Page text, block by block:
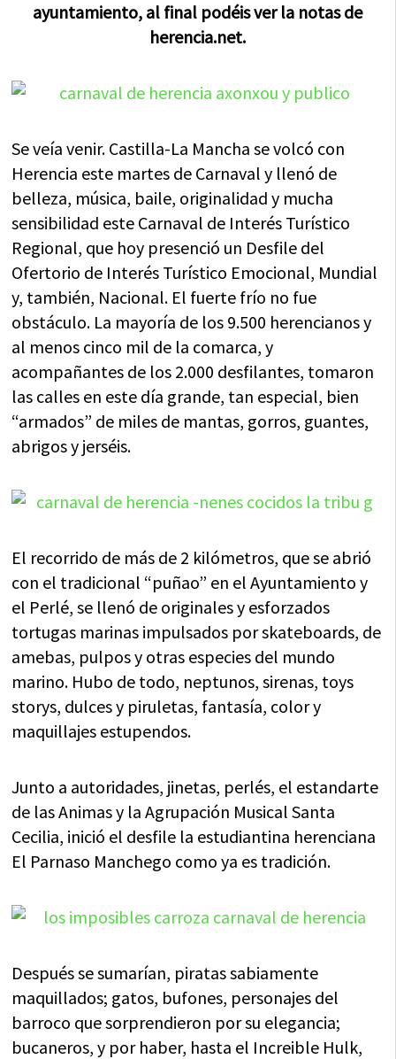
ayuntamiento, al final podéis ver la notas de
herencia.net.
Se veía venir. Castilla-La Mancha se volcó con
Herencia este martes de Carnaval y llenó de
belleza, música, baile, originalidad y mucha
sensibilidad este Carnaval de Interés Turístico
Regional, que hoy presenció un Desfile del
Ofertorio de Interés Turístico Emocional, Mundial
y, también, Nacional. El fuerte frío no fue
obstáculo. La mayoría de los 9.500 herencianos y
al menos cinco mil de la comarca, y
acompañantes de los 2.000 desfilantes, tomaron
las calles en este día grande, tan especial, bien
“armados” de miles de mantas, gorros, guantes,
abrigos y jerséis.
El recorrido de más de 2 kilómetros, que se abrió
con el tradicional “puñao” en el Ayuntamiento y
el Perlé, se llenó de originales y esforzados
tortugas marinas impulsados por skateboards, de
amebas, pulpos y otras especies del mundo
marino. Hubo de todo, neptunos, sirenas, toys
storys, dulces y piruletas, fantasía, color y
maquillajes estupendos.
Junto a autoridades, jinetas, perlés, el estandarte
de las Animas y la Agrupación Musical Santa
Cecilia, inició el desfile la estudiantina herenciana
El Parnaso Manchego como ya es tradición.
Después se sumarían, piratas sabiamente
maquillados; gatos, bufones, personajes del
barroco que sorprendieron por su elegancia;
bucaneros, y por haber, hasta el Increible Hulk,